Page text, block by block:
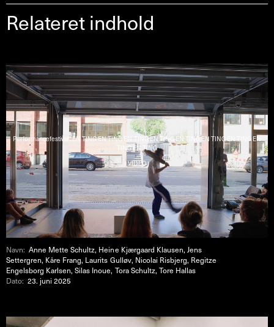
Relateret indhold
Performancefestival : EN TING EN TING EN TING EN TING EN TING EN TING EN TING EN
TING EN TING
( VIDEO )
Navn:Anne Mette Schultz, Heine Kjærgaard Klausen, Jens
Settergren, Kåre Frang, Laurits Gulløv, Nicolai Risbjerg, Regitze
Engelsborg Karlsen, Silas Inoue, Tora Schultz, Tore Hallas
Dato:23. juni 2025